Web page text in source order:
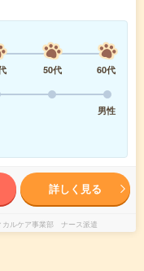
50代
60代
男性
詳しく見る
ルケア事業部 ナース派遣